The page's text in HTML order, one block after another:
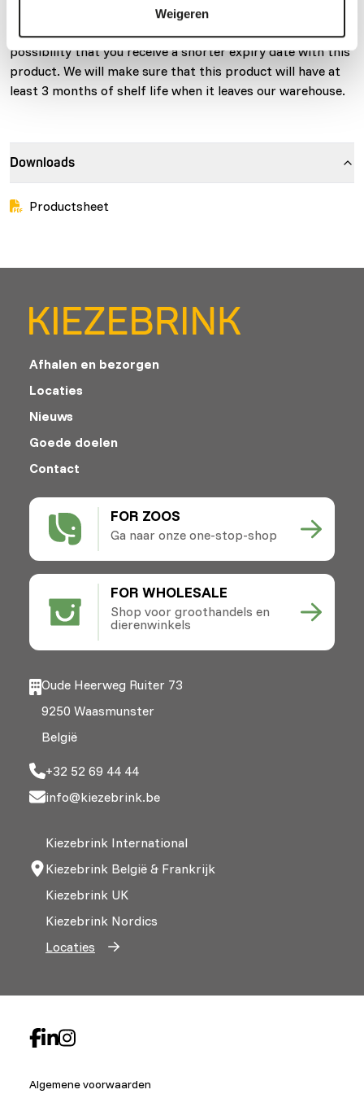
Weigeren
gopher, sulcata and Galapagos tortoises. Due to a
relatively short expiry date from production, there is a
possibility that you receive a shorter expiry date with this
product. We will make sure that this product will have at
least 3 months of shelf life when it leaves our warehouse.
Downloads
Productsheet
FOR ZOOS
Ga naar onze one-stop-shop
FOR WHOLESALE
Shop voor groothandels en
dierenwinkels
Afhalen en bezorgen
Locaties
Nieuws
Goede doelen
Contact
Oude Heerweg Ruiter 73
9250 Waasmunster
België
+32 52 69 44 44
info@kiezebrink.be
Kiezebrink International
Kiezebrink België & Frankrijk
Kiezebrink UK
Kiezebrink Nordics
Locaties
Algemene voorwaarden